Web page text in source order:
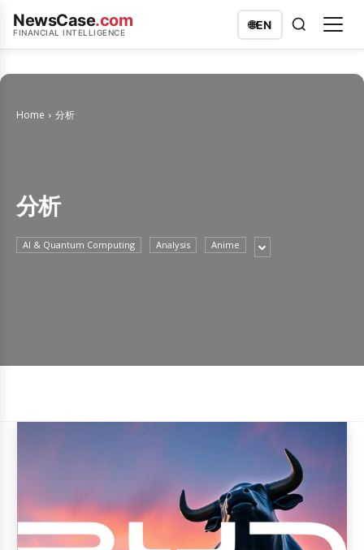
NewsCase.com
FINANCIAL INTELLIGENCE
🌐EN
Home 分析
分析
AI & Quantum Computing Analysis Anime